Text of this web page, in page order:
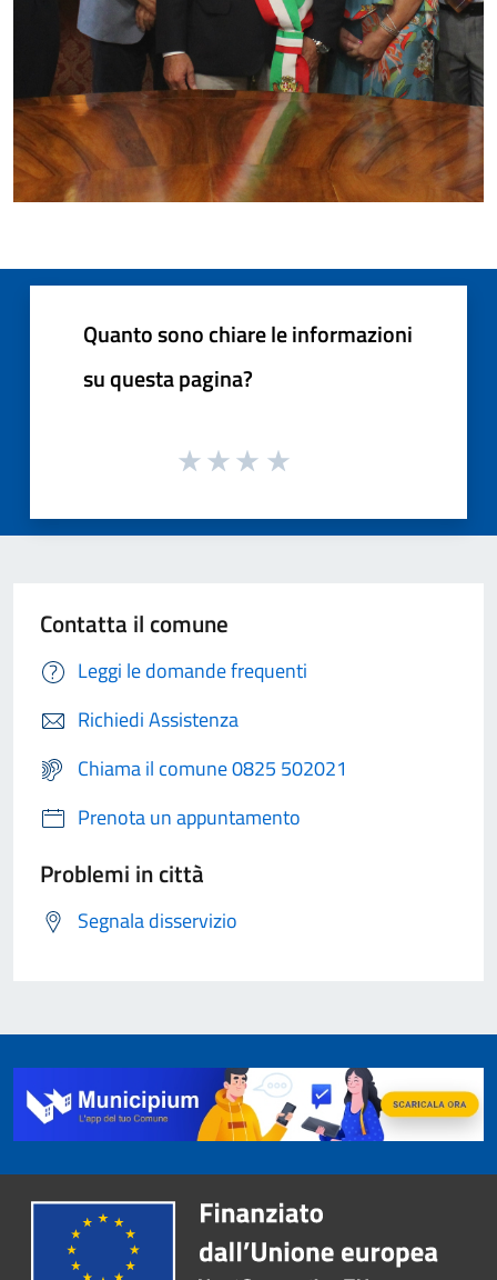
Quanto sono chiare le informazioni
su questa pagina?
Contatta il comune
Leggi le domande frequenti
Richiedi Assistenza
Chiama il comune 0825 502021
Prenota un appuntamento
Problemi in città
Segnala disservizio